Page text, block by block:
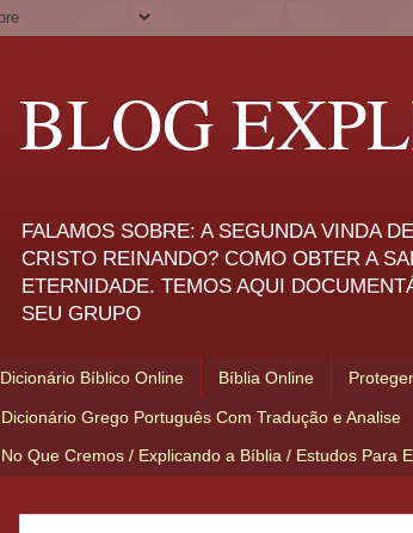
BLOG
FALAMOS SOBRE: A SEGUNDA VINDA
CRISTO REINANDO? COMO OBTER A
ETERNIDADE. TEMOS AQUI
SEU GRUPO
Dicionário Bíblico Online Bíblia Online
Dicionário Grego Português Com Tradução e Analise
No Que Cremos / Explicando a Bíblia / Estudos Para